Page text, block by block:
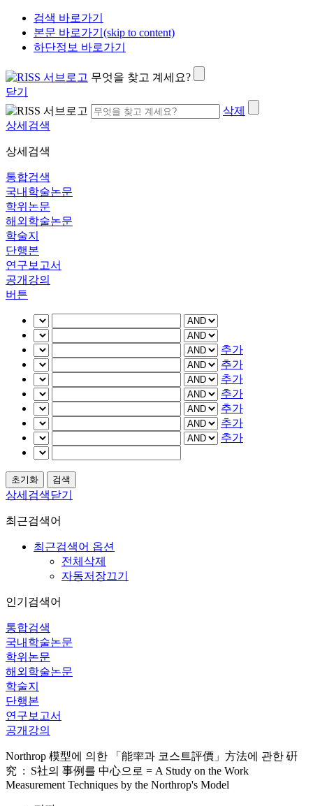
검색 바로가기
본문 바로가기(skip to content)
하단정보 바로가기
무엇을 찾고 계세요?
닫기
삭제
상세검색
상세검색
통합검색
국내학술논문
학위논문
해외학술논문
학술지
단행본
연구보고서
공개강의
버튼
추가
추가
추가
추가
추가
추가
추가
상세검색닫기
최근검색어
최근검색어 옵션
전체삭제
자동저장끄기
인기검색어
통합검색
국내학술논문
학위논문
해외학술논문
학술지
단행본
연구보고서
공개강의
Northrop 模型에 의한 「能率과 코스트評價」方法에 관한 硏
究 : S社의 事例를 中心으로 = A Study on the Work
Measurement Techniques by the Northrop's Model